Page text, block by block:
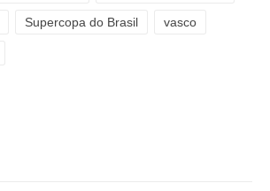
Supercopa do Brasil vasco